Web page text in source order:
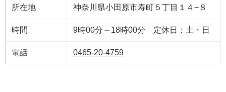
所在地 神奈川県小田原市寿町５丁目１４−８
時間 9時00分～18時00分 定休日：土・日
電話 0465-20-4759